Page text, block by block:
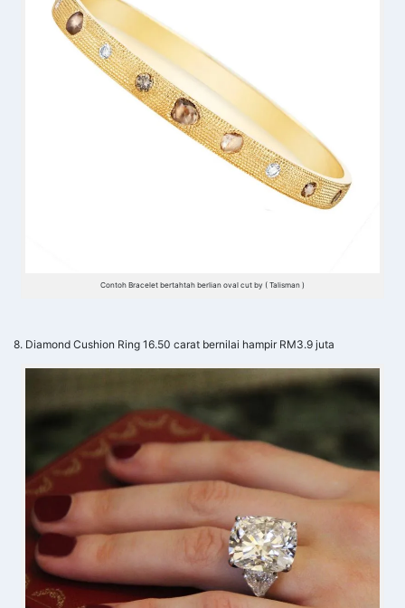
Contoh Bracelet bertahtah berlian oval cut by ( Talisman )
8. Diamond Cushion Ring 16.50 carat bernilai hampir RM3.9 juta